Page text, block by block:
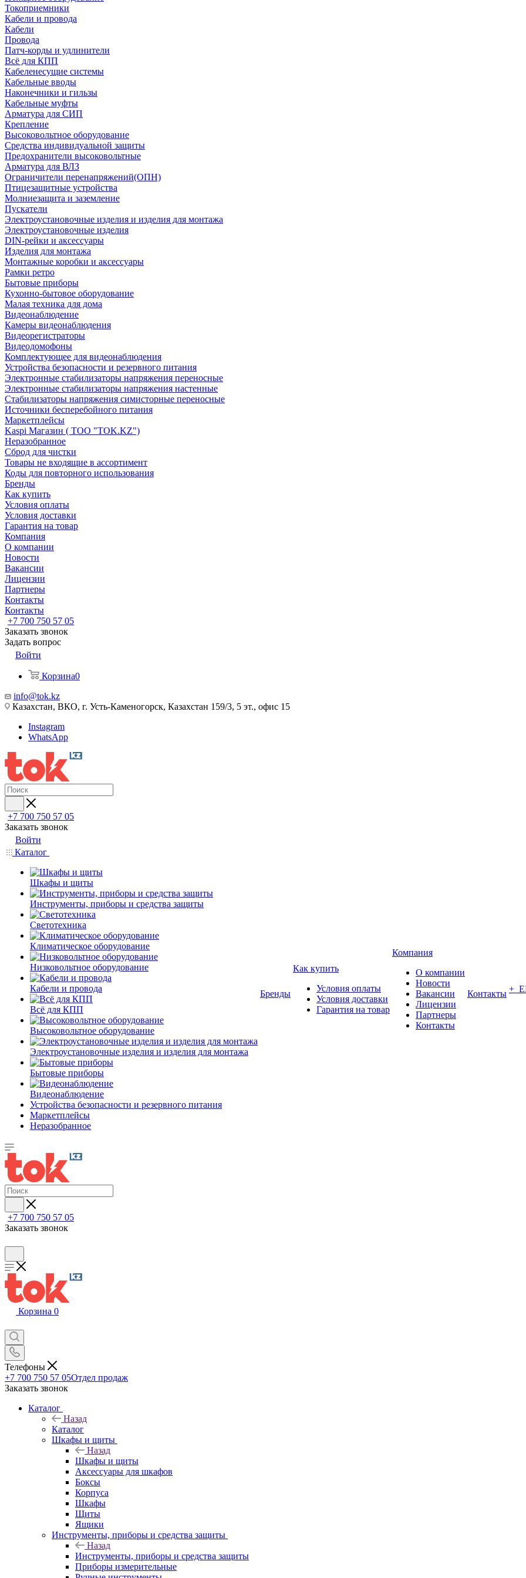
Токоприемники
Кабели и провода
Кабели
Провода
Патч-корды и удлинители
Всё для КПП
Кабеленесущие системы
Кабельные вводы
Наконечники и гильзы
Кабельные муфты
Арматура для СИП
Крепление
Высоковольтное оборудование
Средства индивидуальной защиты
Предохранители высоковольтные
Арматура для ВЛЗ
Ограничители перенапряжений(ОПН)
Птицезащитные устройства
Молниезащита и заземление
Пускатели
Электроустановочные изделия и изделия для монтажа
Электроустановочные изделия
DIN-рейки и аксессуары
Изделия для монтажа
Монтажные коробки и аксессуары
Рамки ретро
Бытовые приборы
Кухонно-бытовое оборудование
Малая техника для дома
Видеонаблюдение
Камеры видеонаблюдения
Видеорегистраторы
Видеодомофоны
Комплектующее для видеонаблюдения
Устройства безопасности и резервного питания
Электронные стабилизаторы напряжения переносные
Электронные стабилизаторы напряжения настенные
Стабилизаторы напряжения симисторные переносные
Источники бесперебойного питания
Маркетплейсы
Kaspi Магазин ( ТОО "TOK.KZ")
Неразобранное
Сброд для чистки
Товары не входящие в ассортимент
Коды для повторного использования
Бренды
Как купить
Условия оплаты
Условия доставки
Гарантия на товар
Компания
О компании
Новости
Вакансии
Лицензии
Партнеры
Контакты
Контакты
+7 700 750 57 05
Заказать звонок
Задать вопрос
Войти
Корзина0
info@tok.kz
Казахстан, ВКО, г. Усть-Каменогорск, Казахстан 159/3, 5 эт., офис 15
Instagram
WhatsApp
+7 700 750 57 05
Заказать звонок
Войти
Каталог
Шкафы и щиты
Инструменты, приборы и средства защиты
Светотехника
Климатическое оборудование
Низковольтное оборудование
Кабели и провода
Всё для КПП
Высоковольтное оборудование
Электроустановочные изделия и изделия для монтажа
Бытовые приборы
Видеонаблюдение
Устройства безопасности и резервного питания
Маркетплейсы
Неразобранное
Бренды
Как купить
Условия оплаты
Условия доставки
Гарантия на товар
Компания
О компании
Новости
Вакансии
Лицензии
Партнеры
Контакты
Контакты +
+7 700 750 57 05
Заказать звонок
Корзина 0
Телефоны
+7 700 750 57 05Отдел продаж
Заказать звонок
Каталог
Назад
Каталог
Шкафы и щиты
Назад
Шкафы и щиты
Аксессуары для шкафов
Боксы
Корпуса
Шкафы
Щиты
Ящики
Инструменты, приборы и средства защиты
Назад
Инструменты, приборы и средства защиты
Приборы измерительные